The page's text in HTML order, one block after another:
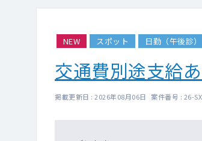
NEW スポット 日勤（午後診）
交通費別途支給あ
掲載更新日 : 2026年08月06日 案件番号 : 26-